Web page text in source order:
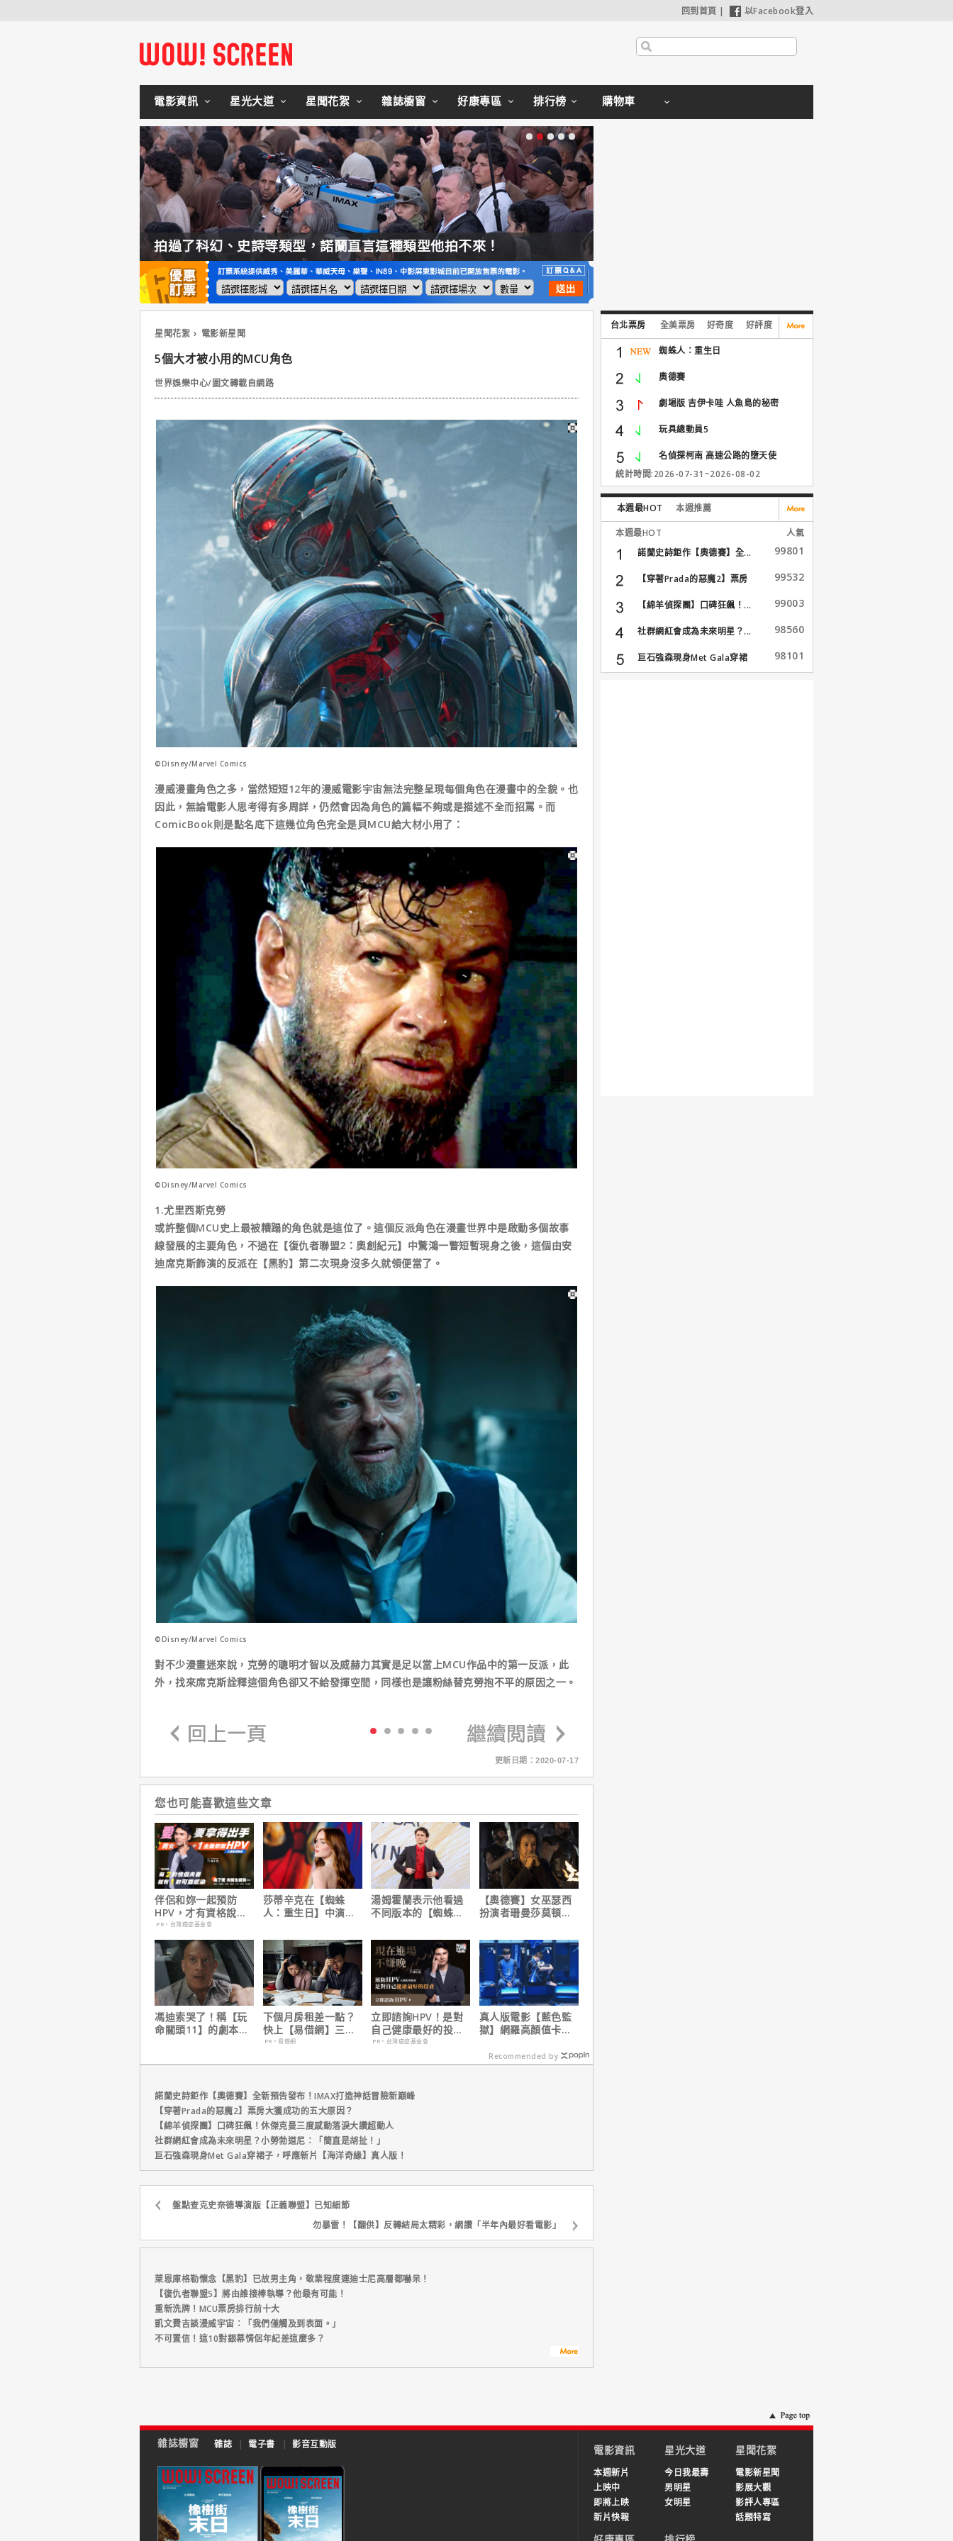
回到首頁 | 以Facebook登入
電影資訊 星光大道 星聞花絮 雜誌櫥窗 好康專區 排行榜 購物車
拍過了科幻、史詩等類型，諾蘭直言這種類型他拍不來！
星聞花絮 電影新星聞
5個大才被小用的MCU角色
世界娛樂中心/圖文轉載自網路
©Disney/Marvel Comics
漫威漫畫角色之多，當然短短12年的漫威電影宇宙無法完整呈現每個角色在漫畫中的全貌。也
因此，無論電影人思考得有多周詳，仍然會因為角色的篇幅不夠或是描述不全而招罵。而
ComicBook則是點名底下這幾位角色完全是貝MCU給大材小用了：
©Disney/Marvel Comics
1.尤里西斯克勞
或許整個MCU史上最被糟蹋的角色就是這位了。這個反派角色在漫畫世界中是啟動多個故事
線發展的主要角色，不過在【復仇者聯盟2：奧創紀元】中驚鴻一瞥短暫現身之後，這個由安
迪席克斯飾演的反派在【黑豹】第二次現身沒多久就領便當了。
©Disney/Marvel Comics
對不少漫畫迷來說，克勞的聰明才智以及威赫力其實是足以當上MCU作品中的第一反派，此
外，找來席克斯詮釋這個角色卻又不給發揮空間，同樣也是讓粉絲替克勞抱不平的原因之一。
更新日期：2020-07-17
您也可能喜歡這些文章
伴侶和妳一起預防
HPV，才有資格說愛
妳！
PR・台灣癌症基金會
莎蒂辛克在【蜘蛛
人：重生日】中演的
下伏筆？
湯姆霍蘭表示他看過
不同版本的【蜘蛛
這版完全不行！
【奧德賽】女巫瑟西
扮演者珊曼莎莫頓曝
戲！
馮迪索哭了！稱【玩
命關頭11】的劇本是
下個月房租差一點？
快上【易借網】三分
鐘解決燃眉之急
PR・易借網
立即諮詢HPV！是對
自己健康最好的投
資，把握現在不嫌
PR・台灣癌症基金會
真人版電影【藍色監
獄】網羅高顏值卡司
Recommended by
諾蘭史詩鉅作【奧德賽】全新預告發布！IMAX打造神話冒險新巔峰
【穿著Prada的惡魔2】票房大獲成功的五大原因？
【綿羊偵探團】口碑狂飆！休傑克曼三度感動落淚大讚超動人
社群網紅會成為未來明星？小勞勃道尼：「簡直是胡扯！」
巨石強森現身Met Gala穿裙子，呼應新片【海洋奇緣】真人版！
盤點查克史奈德導演版【正義聯盟】已知細節
勿暴雷！【翻供】反轉結局太精彩，網讚「半年內最好看電影」
萊恩庫格勒懷念【黑豹】已故男主角，敬業程度連迪士尼高層都嚇呆！
【復仇者聯盟5】將由誰接棒執導？他最有可能！
重新洗牌！MCU票房排行前十大
凱文費吉談漫威宇宙：「我們僅觸及到表面。」
不可置信！這10對銀幕情侶年紀差這麼多？
台北票房 全美票房 好奇度 好評度
蜘蛛人：重生日
奧德賽
劇場版 吉伊卡哇 人魚島的秘密
玩具總動員5
名偵探柯南 高速公路的墮天使
統計時間:2026-07-31~2026-08-02
本週最HOT 本週推薦
本週最HOT
人氣
諾蘭史詩鉅作【奧德賽】全...
99801
【穿著Prada的惡魔2】票房
99532
【綿羊偵探團】口碑狂飆！... 99003
社群網紅會成為未來明星？... 98560
巨石強森現身Met Gala穿裙
子...
98101
雜誌櫥窗 雜誌 | 電子書 | 影音互動版 電影資訊
本週新片
上映中
即將上映
新片快報
星光大道
今日我最壽
男明星
女明星
星聞花絮
電影新星聞
影展大觀
影評人專區
話題特寫